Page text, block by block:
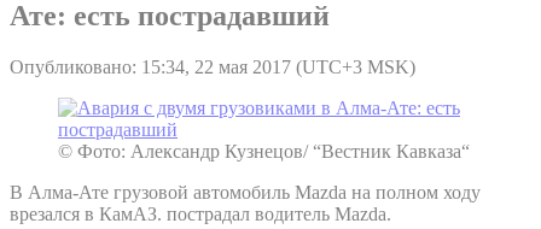
Ате: есть пострадавший
Опубликовано: 15:34, 22 мая 2017 (UTC+3 MSK)
© Фото: Александр Кузнецов/ “Вестник Кавказа“
В Алма-Ате грузовой автомобиль Mazda на полном ходу
врезался в КамАЗ. пострадал водитель Mazda.